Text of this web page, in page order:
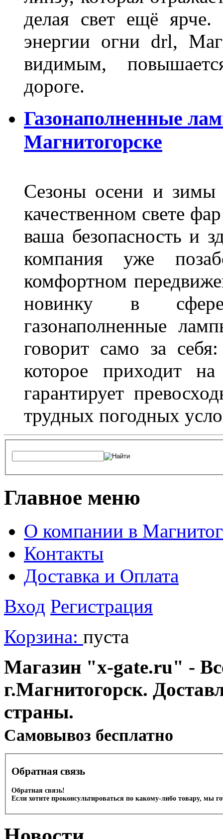
делая свет ещё
энергии огни drl,
видимым,
дороге.
Газонаполненные
Магнитогорске
Сезоны осени и зимы
качественном свете
ваша безопасность и
компания уже
комфортном
новинку в
газонаполненные
говорит само за
которое приходит
гарантирует
трудных погодных
Главное меню
О компании в
Контакты
Доставка и Оплата
Вход Регистрация
Корзина: пуста
Магазин "x-gate.ru" -
г.Магнитогорск.
страны.
Cамовывоз бесплатно
Обратная связь
Обратная связь!
Если хотите проконсультироваться по какому-либо товару, мы